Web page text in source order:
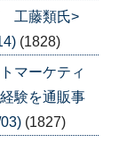
工藤類氏>
(1828)
マーケティ
験を通販事
(1827)